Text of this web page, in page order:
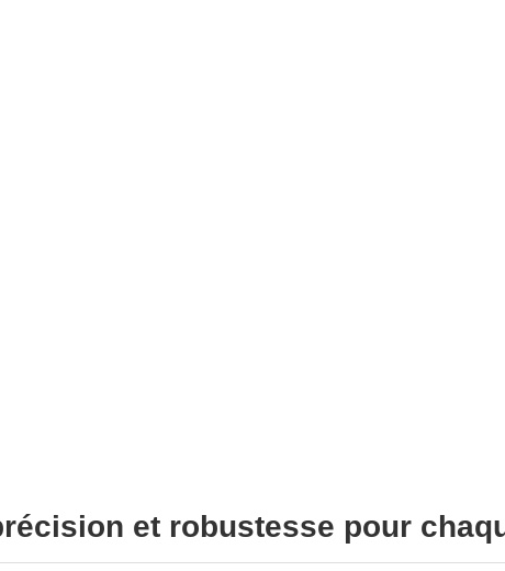
et robustesse pour